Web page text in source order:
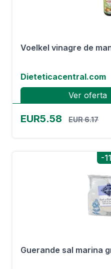
Voelkel vinagre de
Dieteticacentral.com
Ver oferta
EUR5.58 EUR 6.17
-
Guerande sal marina